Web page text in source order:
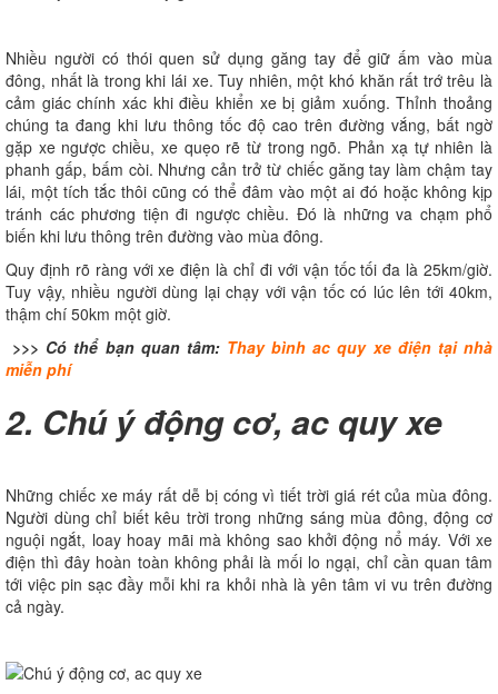
Nhiều người có thói quen sử dụng găng tay để giữ ấm vào mùa
đông, nhất là trong khi lái xe. Tuy nhiên, một khó khăn rất trớ trêu là
cảm giác chính xác khi điều khiển xe bị giảm xuống. Thỉnh thoảng
chúng ta đang khi lưu thông tốc độ cao trên đường vắng, bất ngờ
gặp xe ngược chiều, xe quẹo rẽ từ trong ngõ. Phản xạ tự nhiên là
phanh gấp, bấm còi. Nhưng cản trở từ chiếc găng tay làm chậm tay
lái, một tích tắc thôi cũng có thể đâm vào một ai đó hoặc không kịp
tránh các phương tiện đi ngược chiều. Đó là những va chạm phổ
biến khi lưu thông trên đường vào mùa đông.
Quy định rõ ràng với xe điện là chỉ đi với vận tốc tối đa là 25km/giờ.
Tuy vậy, nhiều người dùng lại chạy với vận tốc có lúc lên tới 40km,
thậm chí 50km một giờ.
>>> Có thể bạn quan tâm: Thay bình ac quy xe điện tại nhà
miễn phí
2. Chú ý động cơ, ac quy xe
Những chiếc xe máy rất dễ bị cóng vì tiết trời giá rét của mùa đông.
Người dùng chỉ biết kêu trời trong những sáng mùa đông, động cơ
nguội ngắt, loay hoay mãi mà không sao khởi động nổ máy. Với xe
điện thì đây hoàn toàn không phải là mối lo ngại, chỉ cần quan tâm
tới việc pin sạc đầy mỗi khi ra khỏi nhà là yên tâm vi vu trên đường
cả ngày.